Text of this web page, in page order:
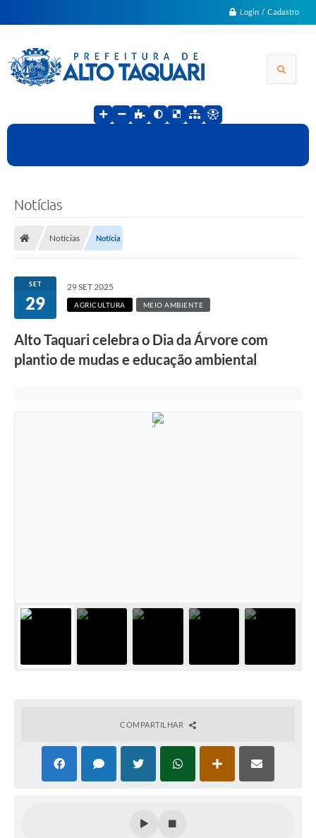
Login / Cadastro
Notícias
Notícias Notícia
SET
29
29 SET 2025
AGRICULTURA MEIO AMBIENTE
Alto Taquari celebra o Dia da Árvore com
plantio de mudas e educação ambiental
COMPARTILHAR